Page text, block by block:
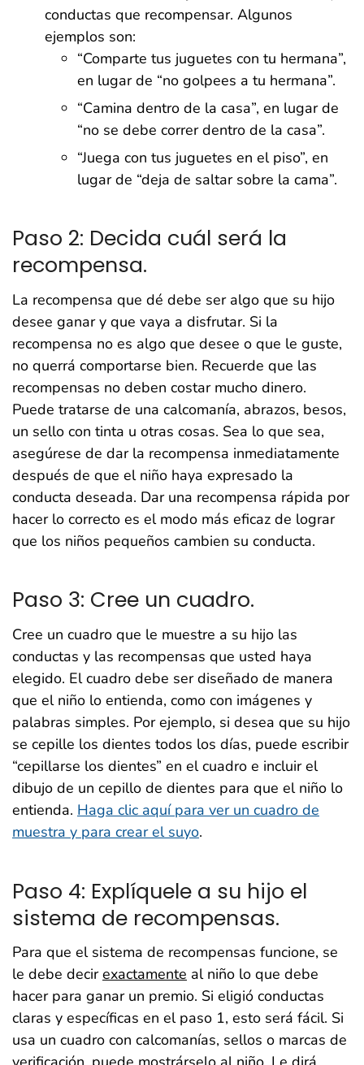
conductas que recompensar. Algunos
ejemplos son:
“Comparte tus juguetes con tu hermana”,
en lugar de “no golpees a tu hermana”.
“Camina dentro de la casa”, en lugar de
“no se debe correr dentro de la casa”.
“Juega con tus juguetes en el piso”, en
lugar de “deja de saltar sobre la cama”.
Paso 2: Decida cuál será la
recompensa.
La recompensa que dé debe ser algo que su hijo
desee ganar y que vaya a disfrutar. Si la
recompensa no es algo que desee o que le guste,
no querrá comportarse bien. Recuerde que las
recompensas no deben costar mucho dinero.
Puede tratarse de una calcomanía, abrazos, besos,
un sello con tinta u otras cosas. Sea lo que sea,
asegúrese de dar la recompensa inmediatamente
después de que el niño haya expresado la
conducta deseada. Dar una recompensa rápida por
hacer lo correcto es el modo más eficaz de lograr
que los niños pequeños cambien su conducta.
Paso 3: Cree un cuadro.
Cree un cuadro que le muestre a su hijo las
conductas y las recompensas que usted haya
elegido. El cuadro debe ser diseñado de manera
que el niño lo entienda, como con imágenes y
palabras simples. Por ejemplo, si desea que su hijo
se cepille los dientes todos los días, puede escribir
“cepillarse los dientes” en el cuadro e incluir el
dibujo de un cepillo de dientes para que el niño lo
entienda. Haga clic aquí para ver un cuadro de
muestra y para crear el suyo.
Paso 4: Explíquele a su hijo el
sistema de recompensas.
Para que el sistema de recompensas funcione, se
le debe decirexactamente al niño lo que debe
hacer para ganar un premio. Si eligió conductas
claras y específicas en el paso 1, esto será fácil. Si
usa un cuadro con calcomanías, sellos o marcas de